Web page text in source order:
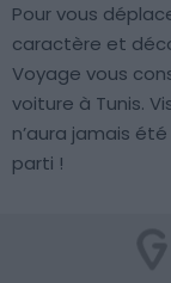
Pour vous
caractère et
Voyage vous
voiture à Tunis.
n’aura jamais
parti !